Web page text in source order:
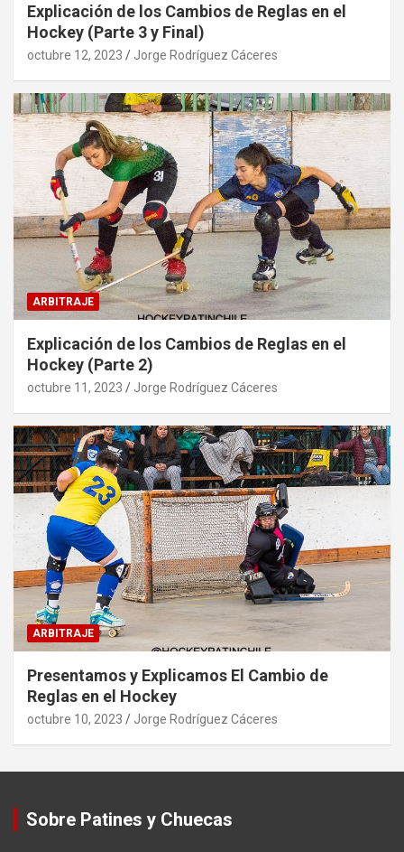
Explicación de los Cambios de Reglas en el
Hockey (Parte 3 y Final)
octubre 12, 2023 Jorge Rodríguez Cáceres
ARBITRAJE
Explicación de los Cambios de Reglas en el
Hockey (Parte 2)
octubre 11, 2023 Jorge Rodríguez Cáceres
ARBITRAJE
Presentamos y Explicamos El Cambio de
Reglas en el Hockey
octubre 10, 2023 Jorge Rodríguez Cáceres
Sobre Patines y Chuecas